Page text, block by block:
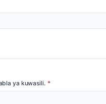
ya kuwasili.